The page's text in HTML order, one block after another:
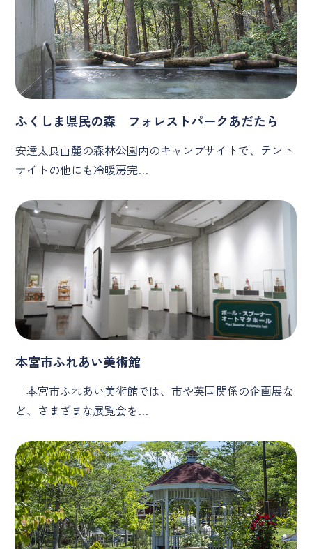
ふくしま県民の森 フォレストパークあだたら
安達太良山麓の森林公園内のキャンプサイトで、テント
サイトの他にも冷暖房完…
本宮市ふれあい美術館
本宮市ふれあい美術館では、市や英国関係の企画展な
ど、さまざまな展覧会を…